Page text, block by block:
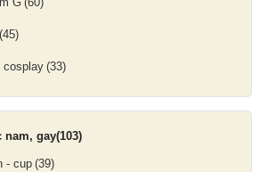
nhiệt tốt, giúp trải nghiệm thêm phần
(45)
cosplay (33)
gay(103)
- cup (39)